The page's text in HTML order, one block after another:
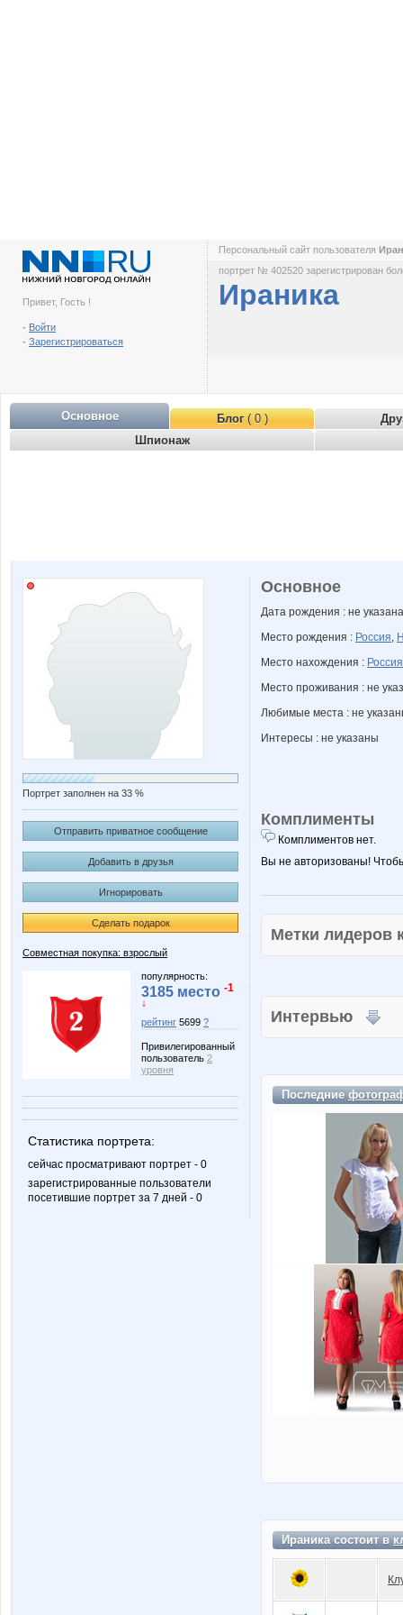
Привет, Гость !
- Войти
- Зарегистрироваться
Персональный сайт пользователя
портрет № 402520 зарегистрирован
Ираника
Основное Блог( 0 )
Шпионаж
Портрет заполнен на 33 %
Отправить приватное сообщение
Добавить в друзья
Игнорировать
Сделать подарок
Совместная покупка: взрослый
популярность:
3185 место -1
↓
рейтинг 5699 ?
Привилегированный
пользователь 2
уровня
Статистика портрета:
сейчас просматривают портрет - 0
зарегистрированные пользователи
посетившие портрет за 7 дней - 0
Основное
Дата рождения : не указана
Место рождения : Россия,
Место нахождения : Россия
Место проживания : не
Любимые места : не
Интересы : не указаны
Комплименты
Комплиментов нет.
Вы не авторизованы!
Метки
Интервью
Последние
Ираника состоит в